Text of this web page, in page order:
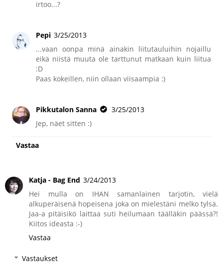
irtoo...?
Pepi 3/25/2013
...vaan oonpa minä ainakin liitutauluihin nojaillu
eikä niistä muuta ole tarttunut matkaan kuin liitua
:D
Paas kokeillen, niin ollaan viisaampia :)
Pikkutalon Sanna
3/25/2013
Jep, näet sitten :)
Vastaa
Katja - Bag End 3/24/2013
Hei mulla on IHAN samanlainen tarjotin, vielä
alkuperäisenä hopeisena joka on mielestäni melko tylsä.
Jaa-a pitäisikö laittaa suti heilumaan täälläkin päässä?!
Kiitos ideasta :-)
Vastaa
Vastaukset